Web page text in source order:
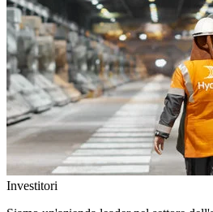
Investitori